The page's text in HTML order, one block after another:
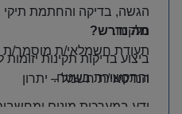
הגשה, בדיקה והחתמת תיקי
הלקוח.
ביצוע בדיקות תקינות
והתקשורת בשטח.
מה נדרש?
תעודת חשמלאי/ת מוסמך/ת
הנדסאי/ת חשמל– יתרון
ידע במערכות מונים